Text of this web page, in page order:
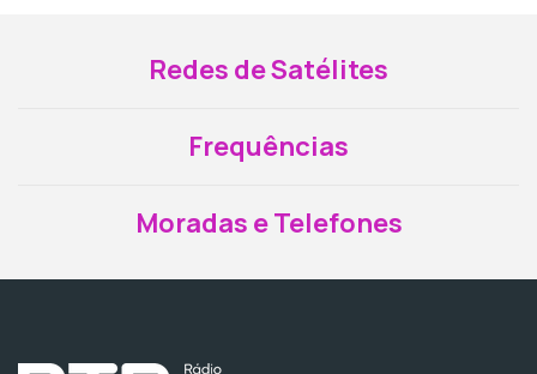
Redes de Satélites
Frequências
Moradas e Telefones